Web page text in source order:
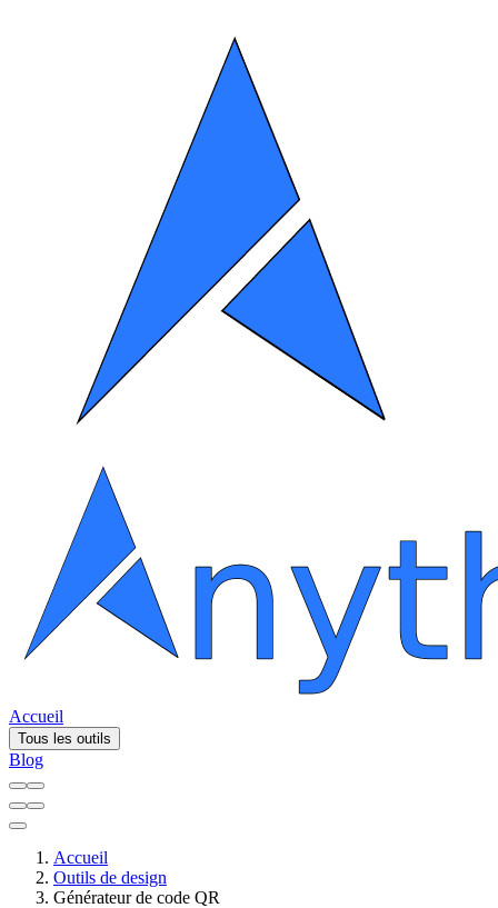
Accueil
Tous les outils
Blog
Accueil
Outils de design
Générateur de code QR